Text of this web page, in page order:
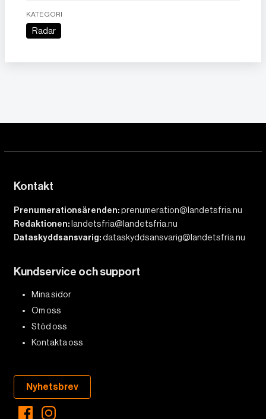
KATEGORI
Radar
Kontakt
Prenumerationsärenden:prenumeration@landetsfria.nu
Redaktionen: landetsfria@landetsfria.nu
Dataskyddsansvarig:dataskyddsansvarig@landetsfria.nu
Kundservice och support
Mina sidor
Om oss
Stöd oss
Kontakta oss
Nyhetsbrev